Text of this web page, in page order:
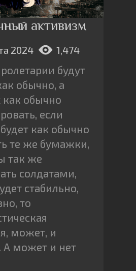
активизм
2024 1,474
будут
обычно, а
как обычно
если
как обычно
те же бумажки,
так же
солдатами,
стабильно,
то
может, и
А может и нет